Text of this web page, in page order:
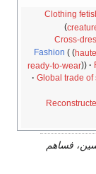
Clothing
Cross-
Fashion
ready-to-wear
Global trade
فساهم